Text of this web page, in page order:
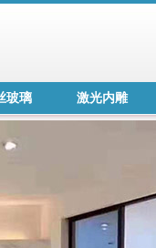
玻璃 激光内雕